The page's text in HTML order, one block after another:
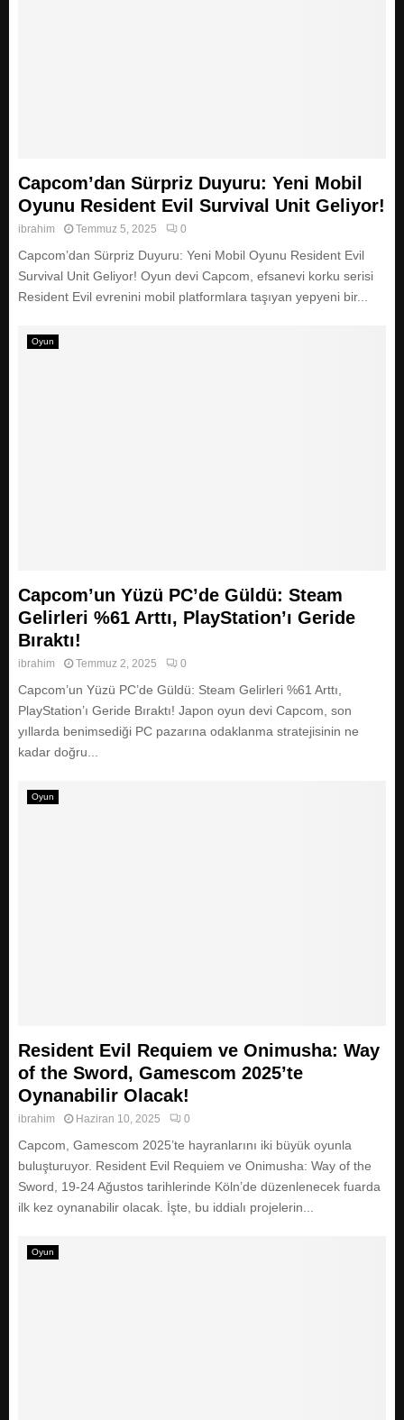
Capcom’dan Sürpriz Duyuru: Yeni Mobil
Oyunu Resident Evil Survival Unit Geliyor!
ibrahim Temmuz 5, 2025 0
Capcom’dan Sürpriz Duyuru: Yeni Mobil Oyunu Resident Evil
Survival Unit Geliyor! Oyun devi Capcom, efsanevi korku serisi
Resident Evil evrenini mobil platformlara taşıyan yepyeni bir...
Oyun
Capcom’un Yüzü PC’de Güldü: Steam
Gelirleri %61 Arttı, PlayStation’ı Geride
Bıraktı!
ibrahim Temmuz 2, 2025 0
Capcom’un Yüzü PC’de Güldü: Steam Gelirleri %61 Arttı,
PlayStation’ı Geride Bıraktı! Japon oyun devi Capcom, son
yıllarda benimsediği PC pazarına odaklanma stratejisinin ne
kadar doğru...
Oyun
Resident Evil Requiem ve Onimusha: Way
of the Sword, Gamescom 2025’te
Oynanabilir Olacak!
ibrahim Haziran 10, 2025 0
Capcom, Gamescom 2025’te hayranlarını iki büyük oyunla
buluşturuyor. Resident Evil Requiem ve Onimusha: Way of the
Sword, 19-24 Ağustos tarihlerinde Köln’de düzenlenecek fuarda
ilk kez oynanabilir olacak. İşte, bu iddialı projelerin...
Oyun